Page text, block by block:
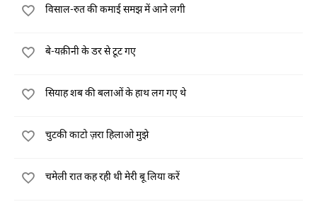
विसाल-रुत की कमाई समझ में आने लगी
बे-यक़ीनी के डर से टूट गए
सियाह शब की बलाओं के हाथ लग गए थे
चुटकी काटो ज़रा हिलाओ मुझे
चमेली रात कह रही थी मेरी बू लिया करें